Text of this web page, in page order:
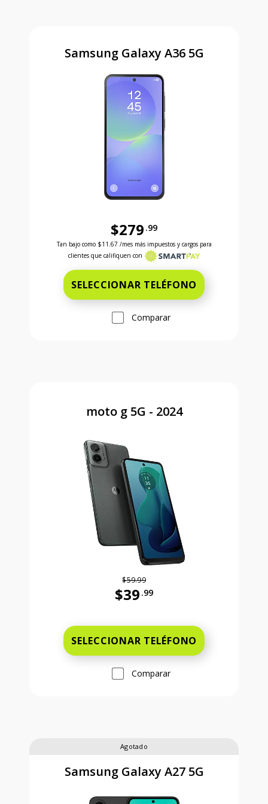
Samsung Galaxy A36 5G
$279 .99
Antes el precio era 279 dollars and 99 cents
Tan bajo como $11.67 /mes más impuestos y cargos para
clientes que califiquen con
SELECCIONAR TELÉFONO
Comparar
moto g 5G - 2024
$59.99
$39 .99
SELECCIONAR TELÉFONO
Comparar
Agotado
Samsung Galaxy A27 5G